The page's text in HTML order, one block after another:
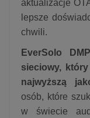
aktualizacje
lepsze
chwili.
EverSolo
sieciowy,
najwyższą
osób, które
w świecie